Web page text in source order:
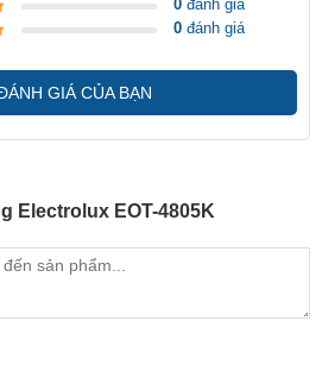
0 đánh giá
0 đánh giá
GIÁ CỦA BẠN
Electrolux EOT-4805K